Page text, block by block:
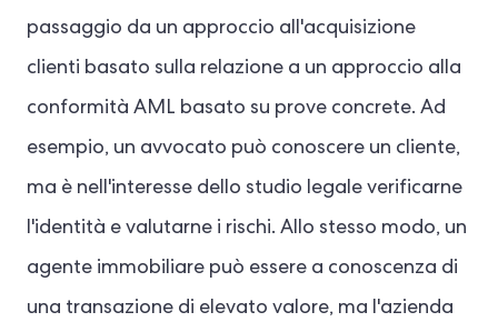
passaggio da un approccio all'acquisizione
clienti basato sulla relazione a un approccio alla
conformità AML basato su prove concrete. Ad
esempio, un avvocato può conoscere un cliente,
ma è nell'interesse dello studio legale verificarne
l'identità e valutarne i rischi. Allo stesso modo, un
agente immobiliare può essere a conoscenza di
una transazione di elevato valore, ma l'azienda